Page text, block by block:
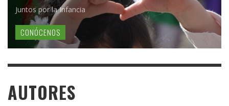
Juntos por la Infancia
CONÓCENOS
AUTORES